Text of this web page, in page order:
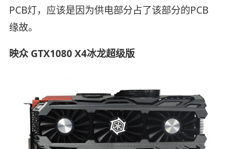
PCB灯，应该是因为供电部分占了该部分的PCB
缘故。
映众 GTX1080 X4冰龙超级版